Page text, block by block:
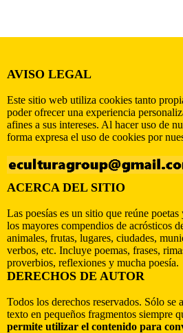
AVISO LEGAL
Este sitio web utiliza cookies tanto
poder ofrecer una experiencia
afines a sus intereses. Al hacer uso de
forma expresa el uso de cookies por
ACERCA DEL SITIO
Las poesías es un sitio que reúne
los mayores compendios de acrósticos
animales, frutas, lugares, ciudades,
verbos, etc. Incluye poemas, frases,
proverbios, reflexiones y mucha poesía.
DERECHOS DE AUTOR
Todos los derechos reservados. Sólo se
texto en pequeños fragmentos siempre
permite utilizar el contenido para